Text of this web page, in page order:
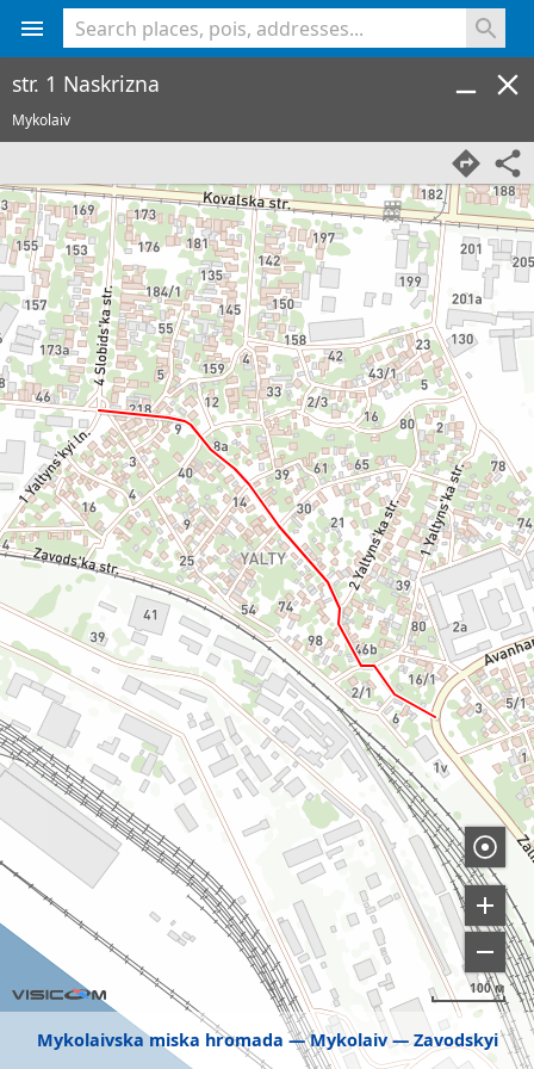
Mykolaivska miska hromada Mykolaiv Zavodskyi
100 м
str. 1 Naskrizna
Mykolaiv
<% console.log(hcard) %>